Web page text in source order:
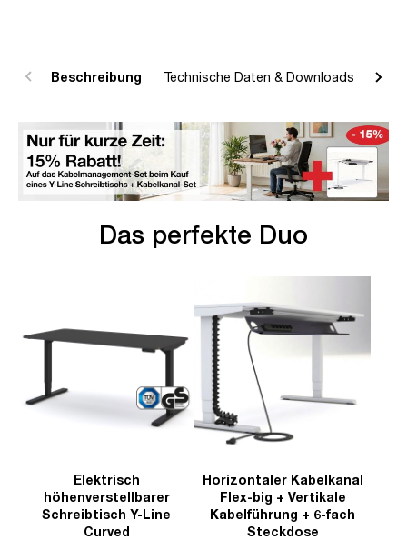
Beschreibung Technische Daten & Downloads
Das perfekte Duo
Elektrisch
höhenverstellbarer
Schreibtisch Y-Line
Curved
Horizontaler Kabelkanal
Flex-big + Vertikale
Kabelführung + 6-fach
Steckdose